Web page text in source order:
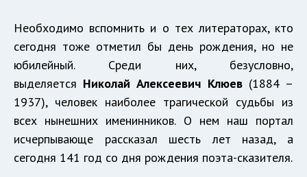
Необходимо вспомнить и о тех литераторах, кто
сегодня тоже отметил бы день рождения, но не
юбилейный. Среди них, безусловно,
выделяется Николай Алексеевич Клюев(1884 –
1937), человек наиболее трагической судьбы из
всех нынешних именинников. О нем наш портал
исчерпывающе рассказал шесть лет назад, а
сегодня 141 год со дня рождения поэта-сказителя.